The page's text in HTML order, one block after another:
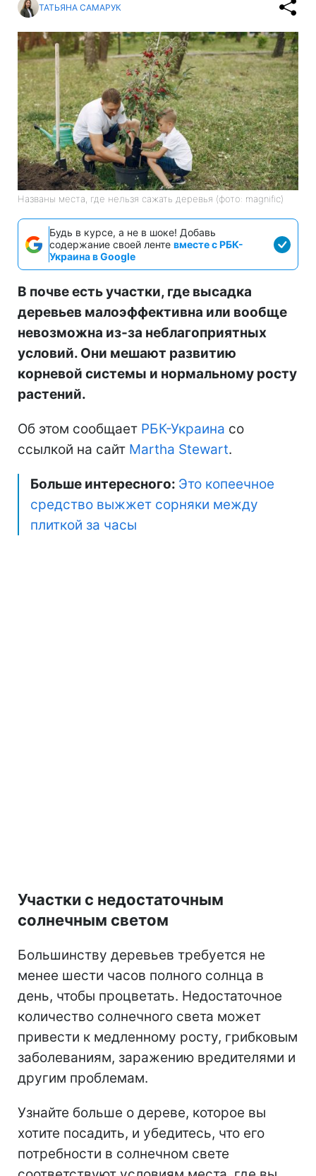
ТАТЬЯНА САМАРУК
Названы места, где нельзя сажать деревья (фото: magnific)
Будь в курсе, а не в шоке! Добавь
содержание своей ленте вместе с РБК-
Украина в Google
В почве есть участки, где высадка
деревьев малоэффективна или вообще
невозможна из-за неблагоприятных
условий. Они мешают развитию
корневой системы и нормальному росту
растений.
Об этом сообщает РБК-Украина со
ссылкой на сайт Martha Stewart.
Больше интересного: Это копеечное
средство выжжет сорняки между
плиткой за часы
Участки с недостаточным
солнечным светом
Большинству деревьев требуется не
менее шести часов полного солнца в
день, чтобы процветать. Недостаточное
количество солнечного света может
привести к медленному росту, грибковым
заболеваниям, заражению вредителями и
другим проблемам.
Узнайте больше о дереве, которое вы
хотите посадить, и убедитесь, что его
потребности в солнечном свете